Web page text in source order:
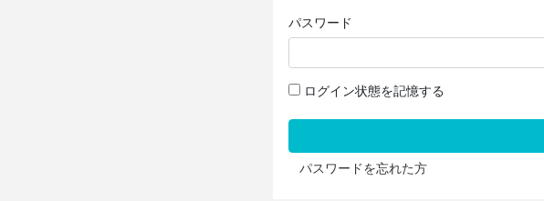
パスワード
ログイン状態を記憶する
パスワードを忘れた方